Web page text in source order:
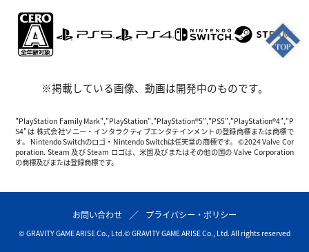
※掲載している画像、動画は開発中のものです。
"PlayStation Family Mark","PlayStation","PlayStation®5","PS5","PlayStation®4","P
S4"は 株式会社ソニー・インタラクティブエンタテインメントの登録商標または商標で
す。 Nintendo Switchのロゴ・Nintendo Switchは任天堂の商標です。 ©2024 Valve Cor
poration. Steam 及び Steam ロゴは、米国及びまたはその他の国の Valve Corporation
の商標及びまたは登録商標です。
お問い合わせ プライバシー・ポリシー
© GRAVITY GAME ARISE Co., Ltd.© GRAVITY GAME ARISE Co., Ltd. All rights reserved